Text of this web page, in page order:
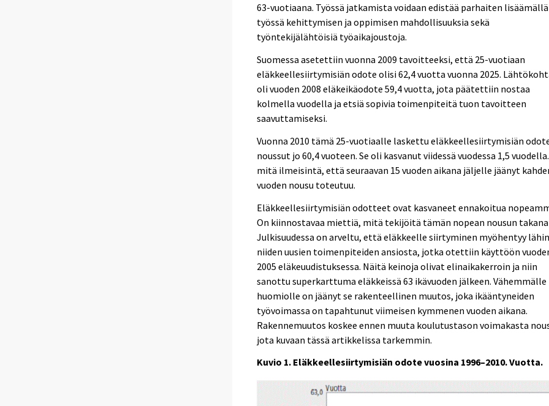
63-vuotiaana. Työssä jatkamista voidaan edistää parhaiten lisäämällä
työssä kehittymisen ja oppimisen mahdollisuuksia sekä
työntekijälähtöisiä työaikajoustoja.
Suomessa asetettiin vuonna 2009 tavoitteeksi, että 25-vuotiaan
eläkkeellesiirtymisiän odote olisi 62,4 vuotta vuonna 2025.
oli vuoden 2008 eläkeikäodote 59,4 vuotta, jota päätettiin nostaa
kolmella vuodella ja etsiä sopivia toimenpiteitä tuon tavoitteen
saavuttamiseksi.
Vuonna 2010 tämä 25-vuotiaalle laskettu eläkkeellesiirtymisiän
noussut jo 60,4 vuoteen. Se oli kasvanut viidessä vuodessa 1,5
mitä ilmeisintä, että seuraavan 15 vuoden aikana jäljelle jäänyt
vuoden nousu toteutuu.
Eläkkeellesiirtymisiän odotteet ovat kasvaneet ennakoitua
On kiinnostavaa miettiä, mitä tekijöitä tämän nopean nousun
Julkisuudessa on arveltu, että eläkkeelle siirtyminen myöhentyy
niiden uusien toimenpiteiden ansiosta, jotka otettiin käyttöön
2005 eläkeuudistuksessa. Näitä keinoja olivat elinaikakerroin ja niin
sanottu superkarttuma eläkkeissä 63 ikävuoden jälkeen. Vähemmälle
huomiolle on jäänyt se rakenteellinen muutos, joka ikääntyneiden
työvoimassa on tapahtunut viimeisen kymmenen vuoden aikana.
Rakennemuutos koskee ennen muuta koulutustason voimakasta
jota kuvaan tässä artikkelissa tarkemmin.
Kuvio 1. Eläkkeellesiirtymisiän odote vuosina 1996–2010. Vuotta.